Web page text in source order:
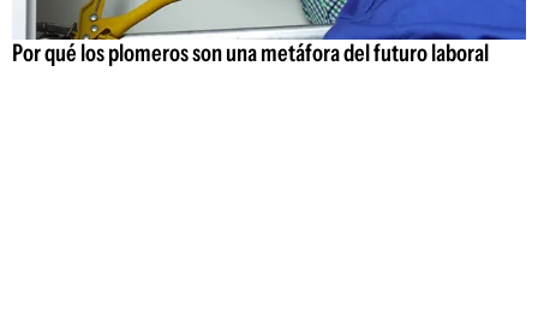
Por qué los plomeros son una metáfora del futuro laboral